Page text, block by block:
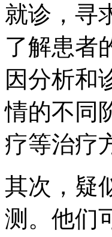
就诊，寻
了解患者
因分析和
情的不同
疗等治疗
其次，疑
测。他们